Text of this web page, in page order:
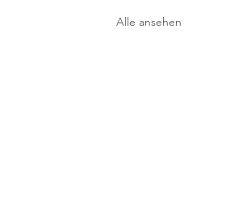
Alle ansehen